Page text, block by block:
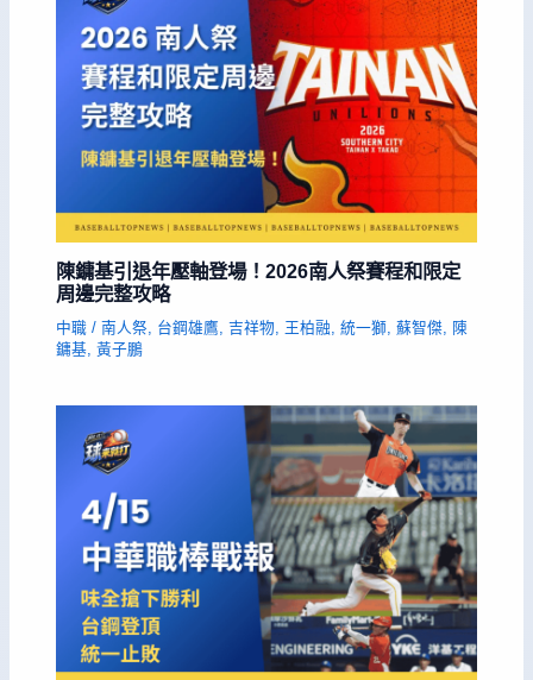
陳鏞基引退年壓軸登場！2026南人祭賽程和限定
周邊完整攻略
中職 /南人祭, 台鋼雄鷹,吉祥物, 王柏融,統一獅,蘇智傑, 陳
鏞基,黃子鵬